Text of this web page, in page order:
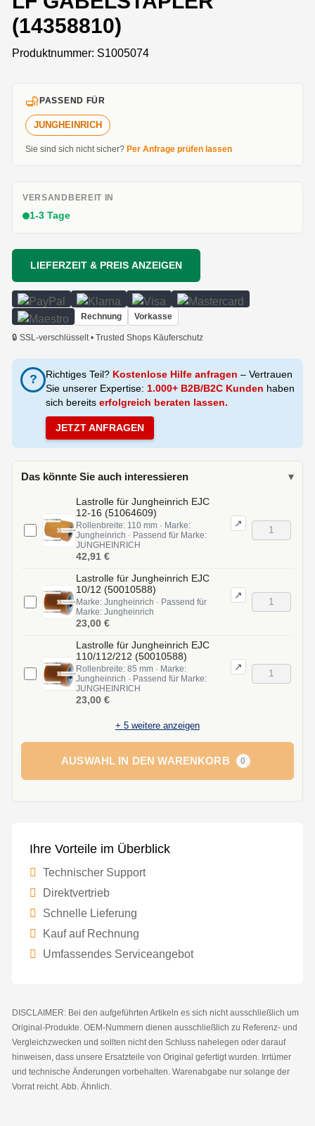
(14358810)
Produktnummer: S1005074
PASSEND FÜR
JUNGHEINRICH
Sie sind sich nicht sicher? Per Anfrage prüfen lassen
VERSANDBEREIT IN
1-3 Tage
LIEFERZEIT & PREIS ANZEIGEN
Rechnung Vorkasse
🔒 SSL-verschlüsselt • Trusted Shops Käuferschutz
? Richtiges Teil? Kostenlose Hilfe anfragen – Vertrauen
Sie unserer Expertise: 1.000+ B2B/B2C Kunden haben
sich bereits erfolgreich beraten lassen.
JETZT ANFRAGEN
Das könnte Sie auch interessieren ▾
Lastrolle für Jungheinrich EJC
12-16 (51064609)
Rollenbreite: 110 mm · Marke:
Jungheinrich · Passend für Marke:
JUNGHEINRICH
↗
42,91 €
Lastrolle für Jungheinrich EJC
10/12 (50010588)
Marke: Jungheinrich · Passend für
Marke: Jungheinrich
↗
23,00 €
Lastrolle für Jungheinrich EJC
110/112/212 (50010588)
Rollenbreite: 85 mm · Marke:
Jungheinrich · Passend für Marke:
JUNGHEINRICH
↗
23,00 €
+ 5 weitere anzeigen
AUSWAHL IN DEN WARENKORB 0
Ihre Vorteile im Überblick
Technischer Support
Direktvertrieb
Schnelle Lieferung
Kauf auf Rechnung
Umfassendes Serviceangebot
DISCLAIMER: Bei den aufgeführten Artikeln es sich nicht ausschließlich um
Original-Produkte. OEM-Nummern dienen ausschließlich zu Referenz- und
Vergleichzwecken und sollten nicht den Schluss nahelegen oder darauf
hinweisen, dass unsere Ersatzteile von Original gefertigt wurden. Irrtümer
und technische Änderungen vorbehalten. Warenabgabe nur solange der
Vorrat reicht. Abb. Ähnlich.